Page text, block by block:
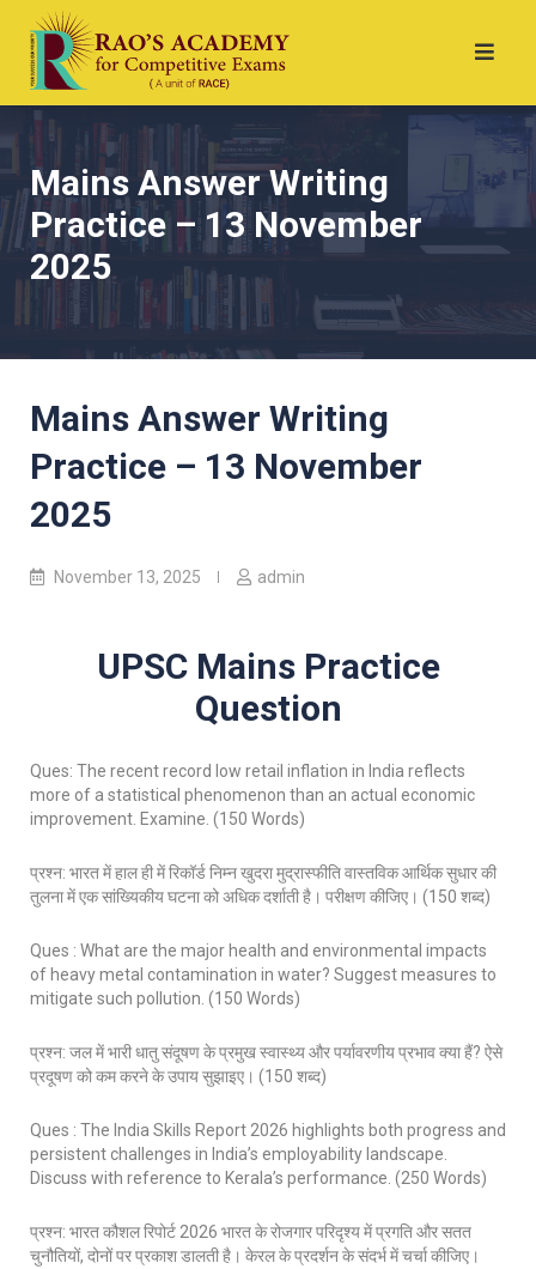
Mains Answer Writing
Practice – 13 November
2025
Mains Answer Writing
Practice – 13 November
2025
November 13, 2025 admin
UPSC Mains Practice
Question
Ques: The recent record low retail inflation in India reflects
more of a statistical phenomenon than an actual economic
improvement. Examine. (150 Words)
प्रश्न: भारत में हाल ही में रिकॉर्ड निम्न खुदरा मुद्रास्फीति वास्तविक आर्थिक सुधार की
तुलना में एक सांख्यिकीय घटना को अधिक दर्शाती है। परीक्षण कीजिए। (150 शब्द)
Ques : What are the major health and environmental impacts
of heavy metal contamination in water? Suggest measures to
mitigate such pollution. (150 Words)
प्रश्न: जल में भारी धातु संदूषण के प्रमुख स्वास्थ्य और पर्यावरणीय प्रभाव क्या हैं? ऐसे
प्रदूषण को कम करने के उपाय सुझाइए। (150 शब्द)
Ques : The India Skills Report 2026 highlights both progress and
persistent challenges in India’s employability landscape.
Discuss with reference to Kerala’s performance. (250 Words)
प्रश्न: भारत कौशल रिपोर्ट 2026 भारत के रोजगार परिदृश्य में प्रगति और सतत
चुनौतियों, दोनों पर प्रकाश डालती है। केरल के प्रदर्शन के संदर्भ में चर्चा कीजिए।